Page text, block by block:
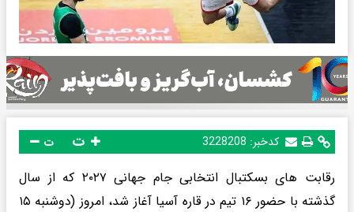
کدخبر: 3228208 ت
رقابت های بسکتبال انتخابی جام جهانی ۲۰۲۷ که از سال
گذشته با حضور ۱۶ تیم در قاره آسیا آغاز شد، امروز (دوشنبه ۱۵